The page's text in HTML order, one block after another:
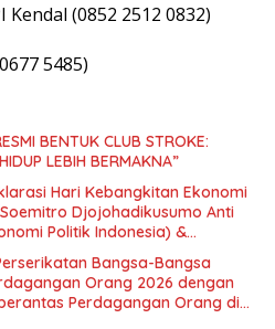
Kendal (0852 2512 0832)
5485)
BENTUK CLUB STROKE:
LEBIH BERMAKNA”
Hari Kebangkitan Ekonomi
Djojohadikusumo Anti
Politik Indonesia) &
Undang-Undang Perekonomian
dalam Menata Bangsa
Bangsa-Bangsa
Orang 2026 dengan
Perdagangan Orang di